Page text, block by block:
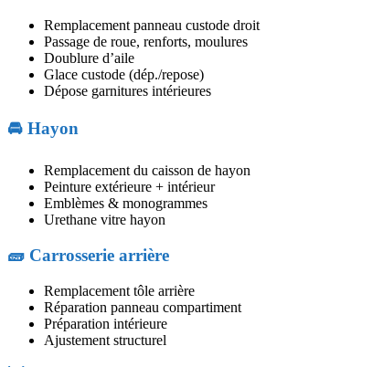
Remplacement panneau custode droit
Passage de roue, renforts, moulures
Doublure d’aile
Glace custode (dép./repose)
Dépose garnitures intérieures
🚘 Hayon
Remplacement du caisson de hayon
Peinture extérieure + intérieur
Emblèmes & monogrammes
Urethane vitre hayon
🧱 Carrosserie arrière
Remplacement tôle arrière
Réparation panneau compartiment
Préparation intérieure
Ajustement structurel